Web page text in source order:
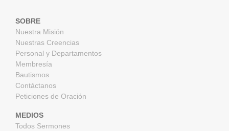
SOBRE
Nuestra Misión
Nuestras Creencias
Personal y Departamentos
Membresía
Bautismos
Contáctanos
Peticiones de Oración
MEDIOS
Todos Sermones